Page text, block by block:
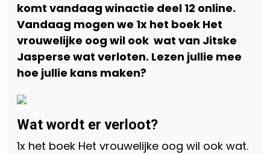
komt vandaag winactie deel 12 online.
Vandaag mogen we 1x het boek Het
vrouwelijke oog wil ook wat van Jitske
Jasperse wat verloten. Lezen jullie mee
hoe jullie kans maken?
Wat wordt er verloot?
1x het boek Het vrouwelijke oog wil ook wat.